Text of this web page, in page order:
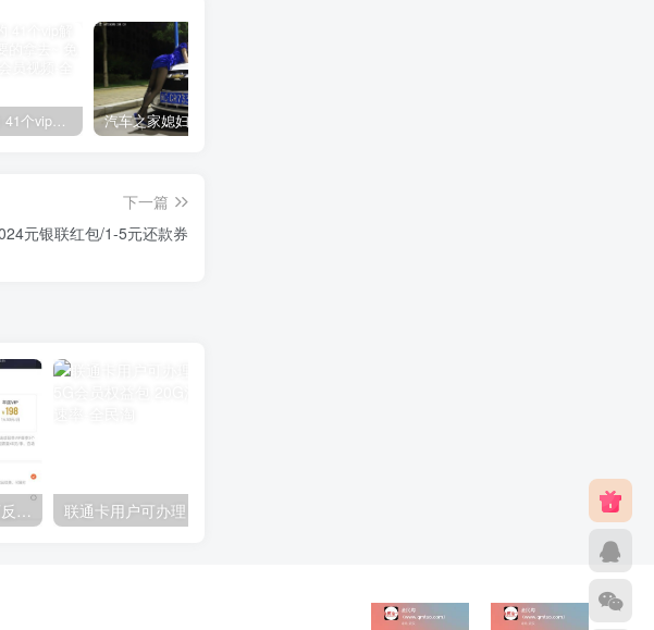
网上分享的 41个vip解析接口 有需要的拿去~ 免费看全网VIP会员视频
下一篇
元银联红包/1-5元还款券
0.1元开7天优酷黄金会员 可反复开通需要关闭自动续费